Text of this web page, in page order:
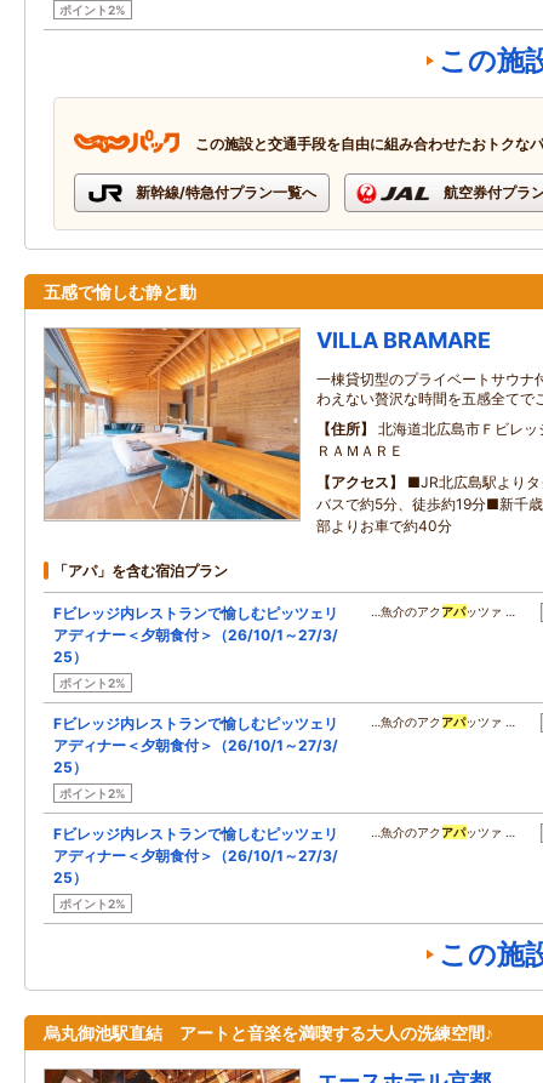
ポイント2%
この施
この施設と交通手段を自由に組み合わせたおトクな
新幹線/特急付プラン一覧へ 航空券付プラ
五感で愉しむ静と動
VILLA BRAMARE
一棟貸切型のプライベートサウナ
わえない贅沢な時間を五感全てで
住所
北海道北広島市Ｆビレ
ＲＡＭＡＲＥ
アクセス
■JR北広島駅より
バスで約5分、徒歩約19分■新千
部よりお車で約40分
「アパ」を含む宿泊プラン
Fビレッジ内レストランで愉しむピッツェリ
アディナー＜夕朝食付＞（26/10/1～27/3/
25）
ポイント2%
…魚介のアクアパッツァ …
Fビレッジ内レストランで愉しむピッツェリ
アディナー＜夕朝食付＞（26/10/1～27/3/
25）
ポイント2%
…魚介のアクアパッツァ …
Fビレッジ内レストランで愉しむピッツェリ
アディナー＜夕朝食付＞（26/10/1～27/3/
25）
ポイント2%
…魚介のアクアパッツァ …
この施
烏丸御池駅直結 アートと音楽を満喫する大人の洗練空間♪